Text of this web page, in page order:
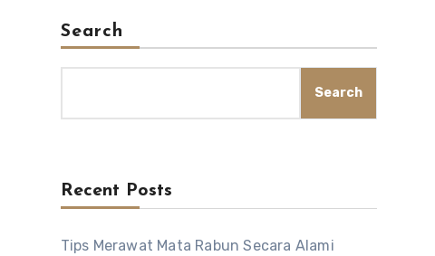
Search
Search
Recent Posts
Tips Merawat Mata Rabun Secara Alami